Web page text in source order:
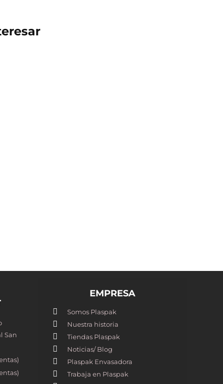
San
EMPRESA
Somos Plaspak
Nuestra historia
Tiendas Plaspak
Noticias/ Blog
Plaspak Envasadora
Trabaja en Plaspak